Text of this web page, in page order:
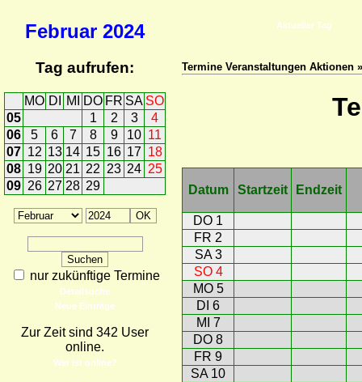
Februar 2024
Tag aufrufen:
MO DI MI DO FR SA SO
05
1 2 3
4
06
5 6 7 8 9 10 11
07 12 13 14 15 16 17 18
08 19 20 21 22 23 24 25
09 26 27 28 29
nur zukünftige Termine
Detailsuche
Neue Einträge
Zur Zeit sind 342 User
online.
Wer ist online?
Aktueller Tag
Termine Veranstaltungen Aktionen
Datum Startzeit Endzeit
DO 1
FR 2
SA 3
SO 4
MO 5
DI 6
MI 7
DO 8
FR 9
SA 10